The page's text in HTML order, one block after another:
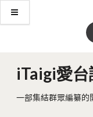
iTaigi愛台
一部集結群眾編纂的